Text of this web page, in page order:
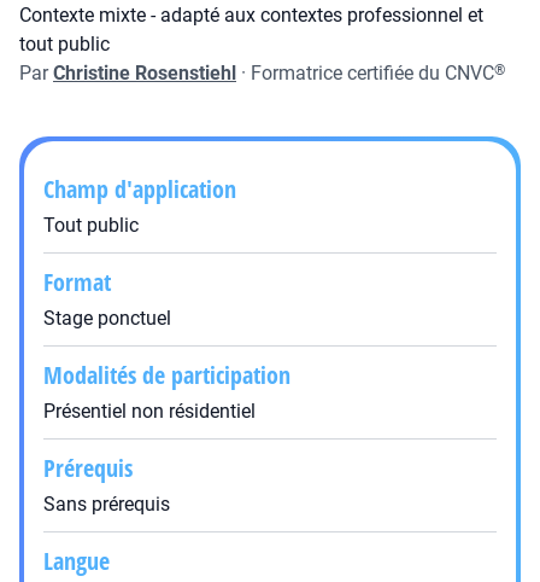
Contexte mixte - adapté aux contextes professionnel et
tout public
ParChristine Rosenstiehl · Formatrice certifiée du CNVC®
Champ d'application
Tout public
Format
Stage ponctuel
Modalités de participation
Présentiel non résidentiel
Prérequis
Sans prérequis
Langue